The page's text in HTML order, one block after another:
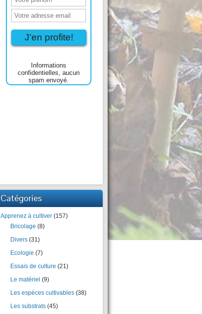
Catégories
Apprenez à cultiver (157)
Bricolage (8)
Divers (31)
Ecologie (7)
Essais de culture (21)
Le matériel (9)
Les espèces cultivables (38)
Les substrats (45)